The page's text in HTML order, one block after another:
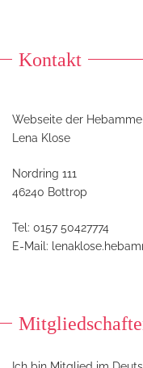
Kontakt
Webseite der Hebamme
Lena Klose
Nordring 111
46240 Bottrop
Tel: 0157 50427774
E-Mail: lenaklose